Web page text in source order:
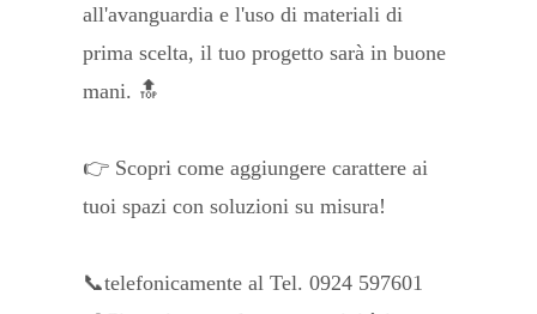
all'avanguardia e l'uso di materiali di
prima scelta, il tuo progetto sarà in buone
mani. 🔝
👉 Scopri come aggiungere carattere ai
tuoi spazi con soluzioni su misura!
📞telefonicamente al Tel. 0924 597601